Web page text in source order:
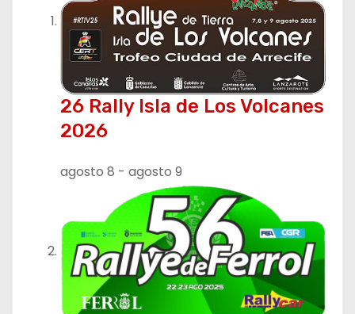
26 Rally Isla de Los Volcanes
2026
agosto 8 - agosto 9